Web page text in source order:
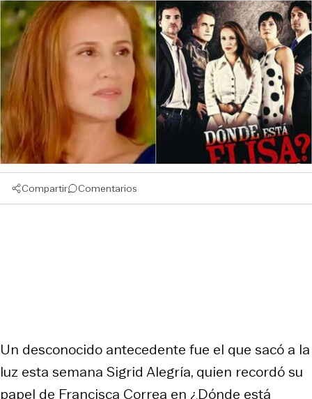
Compartir Comentarios
Un desconocido antecedente fue el que sacó a la
luz esta semana Sigrid Alegría, quien recordó su
papel de Francisca Correa en ¿Dónde está